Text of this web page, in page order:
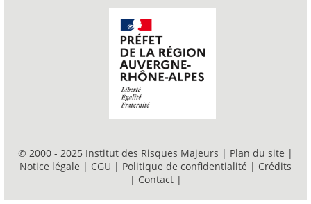
© 2000 - 2025 Institut des Risques Majeurs | Plan du site |
Notice légale | CGU | Politique de confidentialité | Crédits
| Contact |